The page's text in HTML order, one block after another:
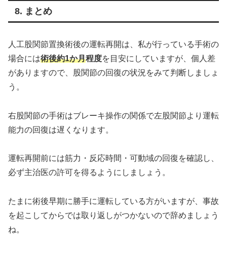
8. まとめ
人工股関節置換術後の運転再開は、私が行っている手術の
場合には術後約1か月程度を目安にしていますが、個人差
がありますので、股関節の回復の状況をみて判断しましょ
う。
右股関節の手術はブレーキ操作の関係で左股関節より運転
能力の回復は遅くなります。
運転再開前には筋力・反応時間・可動域の回復を確認し、
必ず主治医の許可を得るようにしましょう。
たまに術後早期に勝手に運転している方がいますが、事故
を起こしてからでは取り返しがつかないので辞めましょう
ね。